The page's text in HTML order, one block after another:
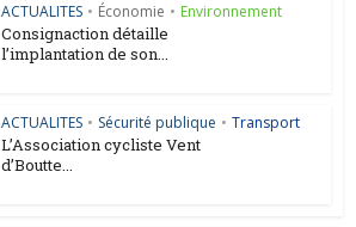
ACTUALITES • Économie • Environnement
Consignaction détaille
l’implantation de son...
ACTUALITES • Sécurité publique • Transport
L’Association cycliste Vent
d’Boutte...